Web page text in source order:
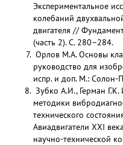
Экспериментальное
колебаний
двигателя //
(часть 2). С. 280–284.
Орлов М.А. Основы
руководство для
испр. и доп. М.: Солон-
Зубко А.И., Герман
методики
технического
Авиадвигатели XXI
научно-технической